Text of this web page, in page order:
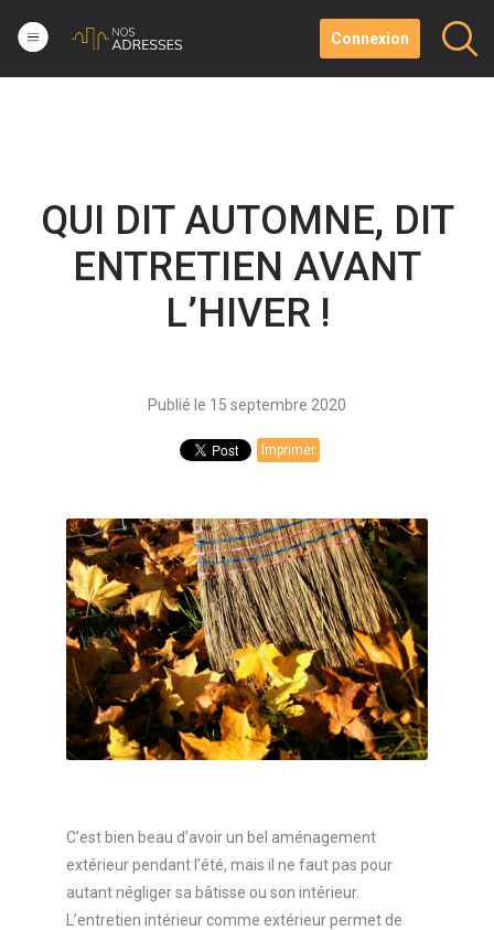
Connexion
QUI DIT AUTOMNE, DIT
ENTRETIEN AVANT
L’HIVER !
Publié le 15 septembre 2020
Imprimer
C’est bien beau d’avoir un bel aménagement
extérieur pendant l’été, mais il ne faut pas pour
autant négliger sa bâtisse ou son intérieur.
L’entretien intérieur comme extérieur permet de